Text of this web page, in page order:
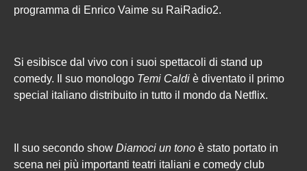
programma di Enrico Vaime su RaiRadio2.
Si esibisce dal vivo con i suoi spettacoli di stand up
comedy. Il suo monologo Temi Caldi è diventato il primo
special italiano distribuito in tutto il mondo da Netflix.
Il suo secondo show Diamoci un tono è stato portato in
scena nei più importanti teatri italiani e comedy club